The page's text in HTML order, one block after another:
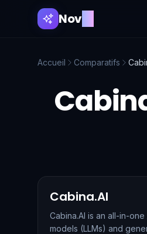
NovAI
Accueil Comparatifs
Cabina.AI
Cabina.AI is an all-in-
models (LLMs) and